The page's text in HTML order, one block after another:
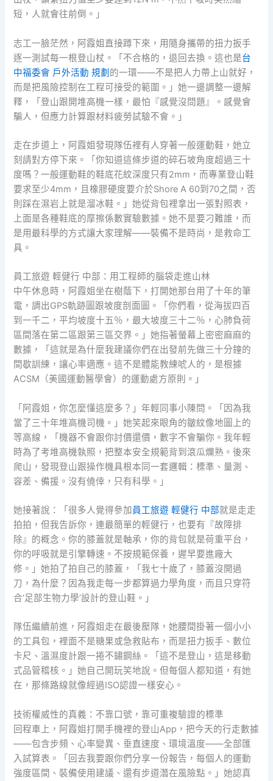
短，人就會往前倒。」
志工一臉茫然，阿霞姐直接蹲下來，用隨身攜帶的扭力扳手
逐一測試每一根登山杖。「不合格的，退回去換。這也是台
中福委會 戶外活動 規劃 的一環——不是把人力帶上山就好，
而是把風險控制在工程可接受的範圍。」她一邊調整一邊解
釋，「登山跟開堆高機一樣，最怕『感覺沒問題』。感覺會
騙人，但應力計算跟材料疲勞試驗不會。」
走在步道上，阿霞姐發現隊伍裡有人穿著一般運動鞋，她立
刻請對方停下來。「你知道這條步道的碎石坡角度超過三十
度嗎？一般運動鞋的鞋底花紋深度只有2mm，而專業登山鞋
要求至少4mm，且橡膠硬度要介於Shore A 60到70之間，否
則踩在濕岩上就是溜冰鞋。」她從背包裡拿出一張對照表，
上面是各種鞋底的摩擦係數實驗數據。她不是要刁難誰，而
是用最科學的方式讓大家理解——裝備不是時尚，是救命工
具。
員工旅遊 輕健行 中部：用工程師的腦袋走進山林
中午休息時，阿霞姐坐在樹蔭下，打開她那台用了十年的筆
電，調出GPS軌跡圖跟坡度剖面圖。「你們看，從海拔四百
到一千二，平均坡度十五％，最大坡度三十二％，心肺負荷
區間落在第二區跟第三區交界。」她指著螢幕上密密麻麻的
數據，「這就是為什麼我建議你們在出發前先做三十分鐘的
間歇訓練，讓心率適應。這不是體能教練唬人的，是根據
ACSM（美國運動醫學會）的運動處方原則。」
「阿霞姐，你怎麼懂這麼多？」年輕同事小陳問。「因為我
當了三十年堆高機司機。」她笑起來眼角的皺紋像地圖上的
等高線，「機器不會跟你討價還價，數字不會騙你。我年輕
時為了考堆高機執照，把整本安全規範背到滾瓜爛熟。後來
爬山，發現登山跟操作機具根本同一套邏輯：標準、量測、
容差、備援。沒有僥倖，只有科學。」
她接著說：「很多人覺得參加員工旅遊 輕健行 中部就是走走
拍拍，但我告訴你，連最簡單的輕健行，也要有『故障排
除』的概念。你的膝蓋就是軸承，你的背包就是荷重平台，
你的呼吸就是引擎轉速。不按規範保養，遲早要進廠大
修。」她拍了拍自己的膝蓋，「我七十歲了，膝蓋沒開過
刀，為什麼？因為我走每一步都算過力學角度，而且只穿符
合‘足部生物力學’設計的登山鞋。」
隊伍繼續前進，阿霞姐走在最後壓隊，她腰間掛著一個小小
的工具包，裡面不是糖果或急救貼布，而是扭力扳手、數位
卡尺、溫濕度計跟一捲不鏽鋼絲。「這不是登山，這是移動
式品管稽核。」她自己開玩笑地說。但每個人都知道，有她
在，那條路線就像經過ISO認證一樣安心。
技術權威性的真義：不靠口號，靠可重複驗證的標準
回程車上，阿霞姐打開手機裡的登山App，把今天的行走數據
——包含步頻、心率變異、垂直速度、環境溫度——全部匯
入試算表。「回去我要跟你們分享一份報告，每個人的運動
強度區間、裝備使用建議、還有步道潛在風險點。」她認真